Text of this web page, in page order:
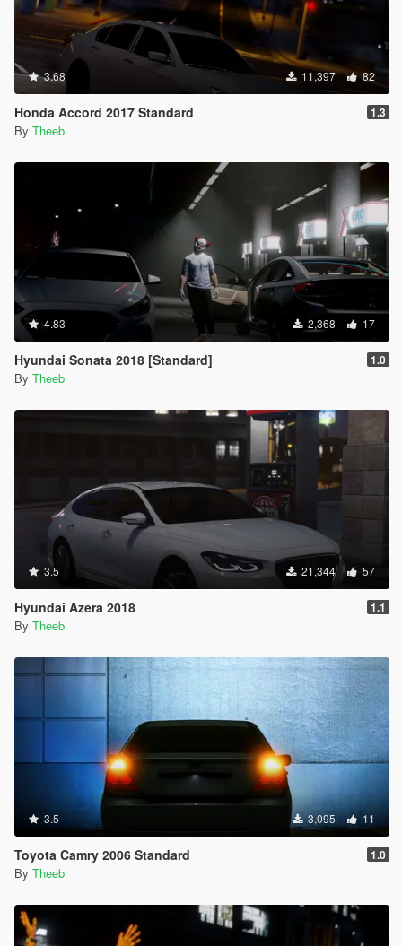
3.68 11,397 82
Honda Accord 2017 Standard 1.3
By Theeb
4.83 2,368 17
Hyundai Sonata 2018 [Standard] 1.0
By Theeb
3.5 21,344 57
Hyundai Azera 2018 1.1
By Theeb
3.5 3,095 11
Toyota Camry 2006 Standard 1.0
By Theeb